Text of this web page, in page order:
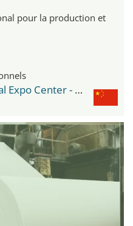
pour la production et
Shanghai New International Expo Center - SNIEC